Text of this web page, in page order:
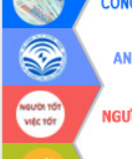
tiến đầu tư tỉnh
Ngành cá ngừ Đắk Lắk chủ động thích
ứng để giữ vững thị trường xuất khẩu
Diễn đàn Kinh tế tư nhân Việt Nam đột
phá cơ chế - Hợp tác công tư
Đề án 06 tạo bước ngoặt đột phá trong
cải cách hành chính tỉnh Đắk Lắk
Kết nối tour, đẩy mạnh chuyển đổi số
để phát triển du lịch Đắk Lắk
Khởi động Dự án Đầu tư xây dựng hạ
tầng kỹ thuật Cụm công nghiệp Tân